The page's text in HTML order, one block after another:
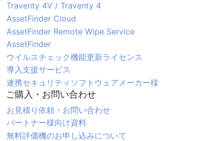
Traventy 4V / Traventy 4
AssetFinder Cloud
AssetFinder Remote Wipe Service
AssetFinder
ウイルスチェック機能更新ライセンス
導入支援サービス
連携セキュリティソフトウェアメーカー様
ご購入・お問い合わせ
お見積り依頼・お問い合わせ
パートナー様向け資料
無料評価機のお申し込みについて